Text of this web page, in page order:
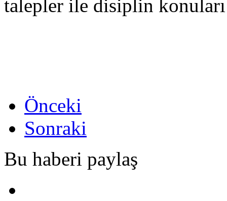
talepler ile disiplin
Önceki
Sonraki
Bu haberi paylaş